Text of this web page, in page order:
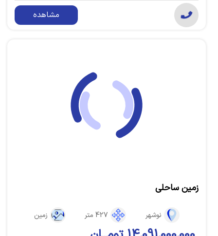
مشاهده
زمین ساحلی
نوشهر 427 متر زمین